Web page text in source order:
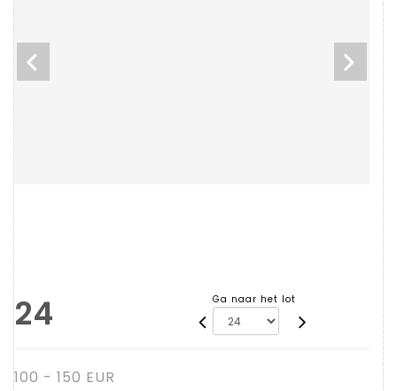
24 Ga naar het lot
100 - 150 EUR